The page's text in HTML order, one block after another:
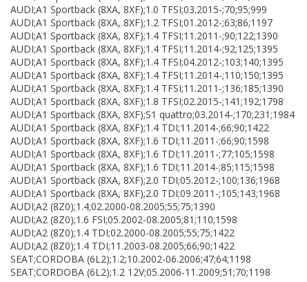
AUDI;A1 Sportback (8XA, 8XF);1.0 TFSI;03.2015-;70;95;999
AUDI;A1 Sportback (8XA, 8XF);1.2 TFSI;01.2012-;63;86;1197
AUDI;A1 Sportback (8XA, 8XF);1.4 TFSI;11.2011-;90;122;1390
AUDI;A1 Sportback (8XA, 8XF);1.4 TFSI;11.2014-;92;125;1395
AUDI;A1 Sportback (8XA, 8XF);1.4 TFSI;04.2012-;103;140;1395
AUDI;A1 Sportback (8XA, 8XF);1.4 TFSI;11.2014-;110;150;1395
AUDI;A1 Sportback (8XA, 8XF);1.4 TFSI;11.2011-;136;185;1390
AUDI;A1 Sportback (8XA, 8XF);1.8 TFSI;02.2015-;141;192;1798
AUDI;A1 Sportback (8XA, 8XF);S1 quattro;03.2014-;170;231;1984
AUDI;A1 Sportback (8XA, 8XF);1.4 TDI;11.2014-;66;90;1422
AUDI;A1 Sportback (8XA, 8XF);1.6 TDI;11.2011-;66;90;1598
AUDI;A1 Sportback (8XA, 8XF);1.6 TDI;11.2011-;77;105;1598
AUDI;A1 Sportback (8XA, 8XF);1.6 TDI;11.2014-;85;115;1598
AUDI;A1 Sportback (8XA, 8XF);2.0 TDI;05.2012-;100;136;1968
AUDI;A1 Sportback (8XA, 8XF);2.0 TDI;09.2011-;105;143;1968
AUDI;A2 (8Z0);1.4;02.2000-08.2005;55;75;1390
AUDI;A2 (8Z0);1.6 FSI;05.2002-08.2005;81;110;1598
AUDI;A2 (8Z0);1.4 TDI;02.2000-08.2005;55;75;1422
AUDI;A2 (8Z0);1.4 TDI;11.2003-08.2005;66;90;1422
SEAT;CORDOBA (6L2);1.2;10.2002-06.2006;47;64;1198
SEAT;CORDOBA (6L2);1.2 12V;05.2006-11.2009;51;70;1198